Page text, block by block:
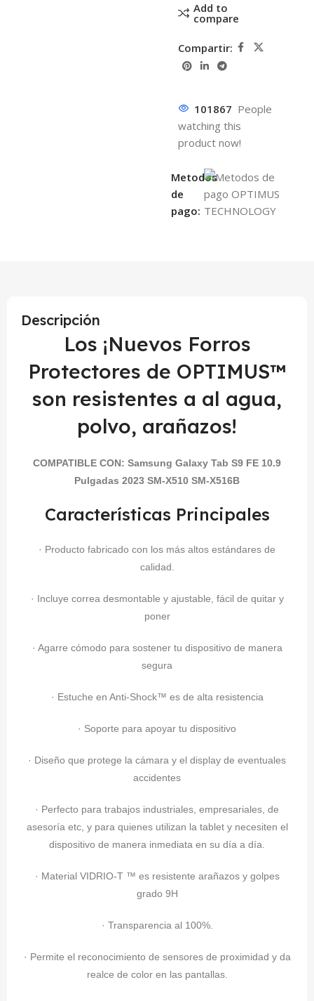
Add to
compare
Compartir:
101867 People
watching this
product now!
Metodos
de
pago:
Descripción
Los ¡Nuevos Forros
Protectores de OPTIMUS™
son resistentes a al agua,
polvo, arañazos!
COMPATIBLE CON: Samsung Galaxy Tab S9 FE 10.9
Pulgadas 2023 SM-X510 SM-X516B
Características Principales
· Producto fabricado con los más altos estándares de
calidad.
· Incluye correa desmontable y ajustable, fácil de quitar y
poner
· Agarre cómodo para sostener tu dispositivo de manera
segura
· Estuche en Anti-Shock™ es de alta resistencia
· Soporte para apoyar tu dispositivo
· Diseño que protege la cámara y el display de eventuales
accidentes
· Perfecto para trabajos industriales, empresariales, de
asesoría etc, y para quienes utilizan la tablet y necesiten el
dispositivo de manera inmediata en su día a día.
· Material VIDRIO-T ™ es resistente arañazos y golpes
grado 9H
· Transparencia al 100%.
· Permite el reconocimiento de sensores de proximidad y da
realce de color en las pantallas.